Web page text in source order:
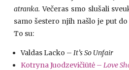
atranka.Večeras smo slušali
samo šestero njih našlo je put
To su:
Valdas Lacko – It’s So Unfair
Kotryna Juodzevičiūtė – Love